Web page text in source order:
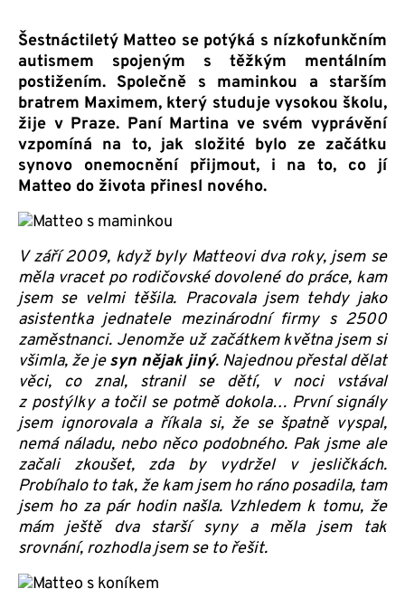
Šestnáctiletý Matteo se potýká s nízkofunkčním
autismem spojeným s těžkým mentálním
postižením. Společně s maminkou a starším
bratrem Maximem, který studuje vysokou školu,
žije v Praze. Paní Martina ve svém vyprávění
vzpomíná na to, jak složité bylo ze začátku
synovo onemocnění přijmout, i na to, co jí
Matteo do života přinesl nového.
V září 2009, když byly Matteovi dva roky, jsem se
měla vracet po rodičovské dovolené do práce, kam
jsem se velmi těšila. Pracovala jsem tehdy jako
asistentka jednatele mezinárodní firmy s 2500
zaměstnanci. Jenomže už začátkem května jsem si
všimla, že jesyn nějak jiný. Najednou přestal dělat
věci, co znal, stranil se dětí, v noci vstával
z postýlky a točil se potmě dokola… První signály
jsem ignorovala a říkala si, že se špatně vyspal,
nemá náladu, nebo něco podobného. Pak jsme ale
začali zkoušet, zda by vydržel v jesličkách.
Probíhalo to tak, že kam jsem ho ráno posadila, tam
jsem ho za pár hodin našla. Vzhledem k tomu, že
mám ještě dva starší syny a měla jsem tak
srovnání, rozhodla jsem se to řešit.